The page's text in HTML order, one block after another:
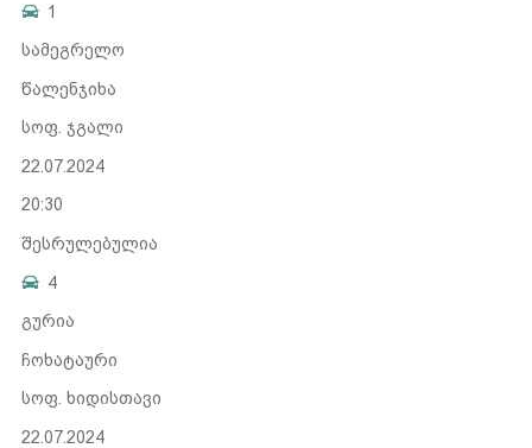
1
სამეგრელო
წალენჯიხა
სოფ. ჯგალი
22.07.2024
20:30
შესრულებულია
4
გურია
ჩოხატაური
სოფ. ხიდისთავი
22.07.2024